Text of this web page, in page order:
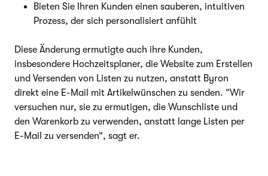
Bieten Sie Ihren Kunden einen sauberen, intuitiven
Prozess, der sich personalisiert anfühlt
Diese Änderung ermutigte auch ihre Kunden,
insbesondere Hochzeitsplaner, die Website zum Erstellen
und Versenden von Listen zu nutzen, anstatt Byron
direkt eine E-Mail mit Artikelwünschen zu senden. “Wir
versuchen nur, sie zu ermutigen, die Wunschliste und
den Warenkorb zu verwenden, anstatt lange Listen per
E-Mail zu versenden”, sagt er.